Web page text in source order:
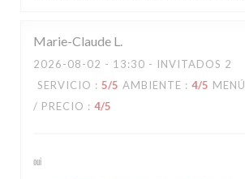
Marie-Claude L
2026-08-02 - 13:30 - INVITADOS 2
SERVICIO : 5/5 AMBIENTE : 4/5 MENÚ
/ PRECIO : 4/5
oui